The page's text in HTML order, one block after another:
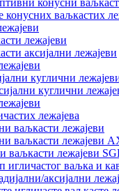
конусни
конусних ваљкастих
лежајеви
аксијални лежајеви
куглични
куглични
лежајева
ваљкасти лежајеви
ваљкасти лежајеви
ваљкасти лежајеви
игличастог ваљка и
аксијални